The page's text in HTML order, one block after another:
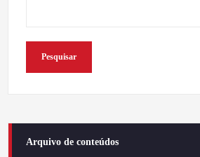
Pesquisar
Arquivo de conteúdos